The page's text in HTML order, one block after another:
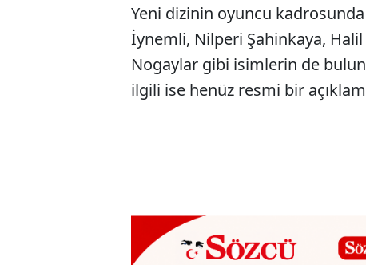
Yeni dizinin oyuncu
İynemli, Nilperi Şahinkaya,
Nogaylar gibi isimlerin de
ilgili ise henüz resmi bir